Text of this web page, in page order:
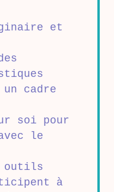
et
cadre
soi pour
le
outils
à